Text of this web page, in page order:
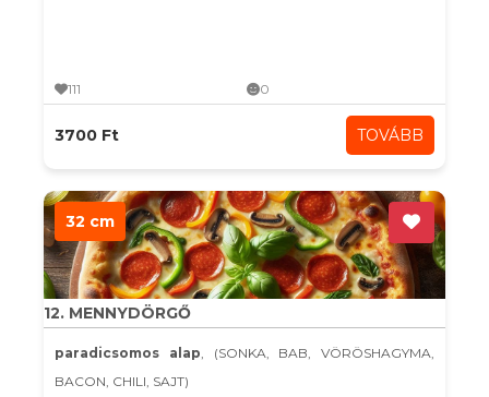
111 0
3700 Ft TOVÁBB
32 cm
12. MENNYDÖRGŐ
paradicsomos alap, (SONKA, BAB, VÖRÖSHAGYMA,
BACON, CHILI, SAJT)